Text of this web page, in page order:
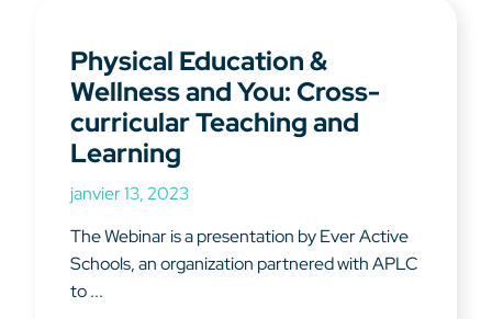
Physical Education &
Wellness and You: Cross-
curricular Teaching and
Learning
janvier 13, 2023
The Webinar is a presentation by Ever Active
Schools, an organization partnered with APLC
to ...